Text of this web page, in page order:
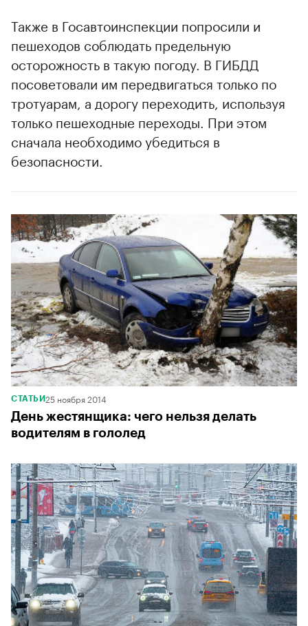
00:00
Также в Госавтоинспекции попросили и
пешеходов соблюдать предельную
осторожность в такую погоду. В ГИБДД
посоветовали им передвигаться только по
тротуарам, а дорогу переходить, используя
только пешеходные переходы. При этом
сначала необходимо убедиться в
безопасности.
СТАТЬИ25 ноября 2014
День жестянщика: чего нельзя делать
водителям в гололед